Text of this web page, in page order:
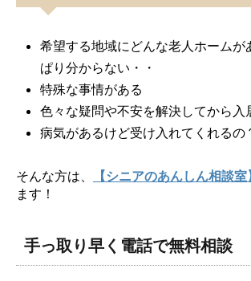
希望する地域にどんな老人ホームが
ぱり分からない・・
特殊な事情がある
色々な疑問や不安を解決してから入
病気があるけど受け入れてくれるの
そんな方は、 【シニアのあんしん相談室】
ます！
手っ取り早く電話で無料相談